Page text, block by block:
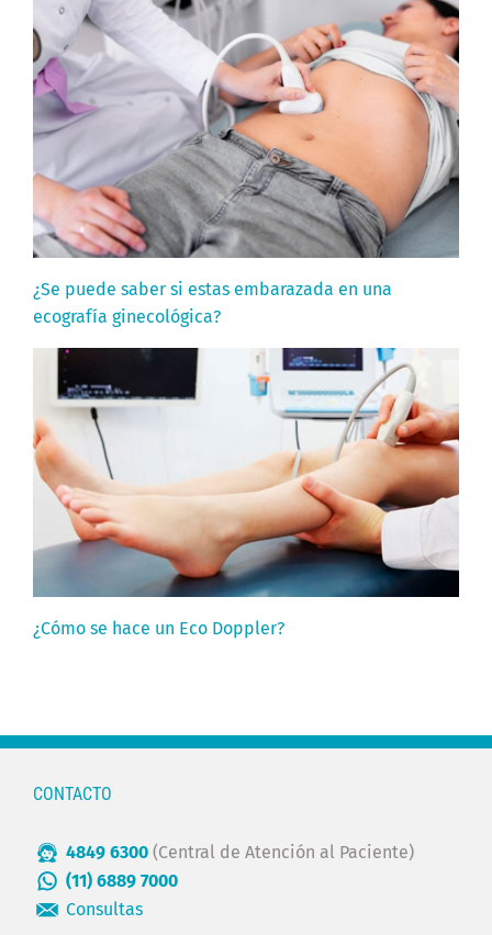
¿Se puede saber si estas embarazada en una
ecografía ginecológica?
¿Cómo se hace un Eco Doppler?
CONTACTO
4849 6300 (Central de Atención al Paciente)
(11) 6889 7000
Consultas